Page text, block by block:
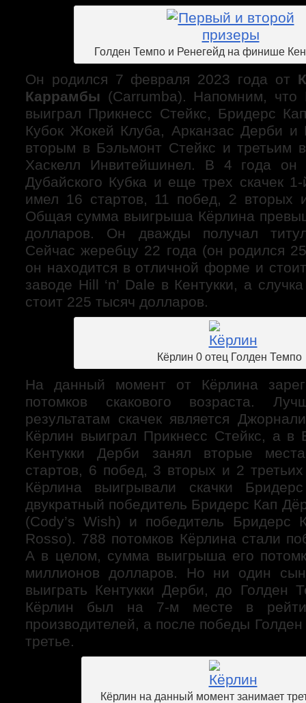
Голден Темпо и Ренегейд на финише
Он родился 7 февраля 2023 года от
Каррамбы (Carrumba). Напомним, что
выиграл Прикнесс Стейкс, Бридерс
Кубок Жокей Клуба, Арканзас Дерби и
вторым в Бэльмонт Стейкс и третьим
Хаскелл Инвитейшинел. В 4 года он
Дубайского Кубка и еще трех скачек
имел 16 стартов, 11 побед, 2 вторых
Общая сумма выигрыша Кёрлина
долларов. Он дважды получал
Сейчас жеребцу 22 года (он родился
он находится в отличной форме и
заводе Hill ‘n’ Dale в Кентукки, а
стоит 225 тысяч долларов.
Кёрлин 0 отец Голден Темпо
На данный момент от Кёрлина
потомков скакового возраста.
результатам скачек является
Кёрлин выиграл Прикнесс Стейкс, а в
Кентукки Дерби занял вторые
стартов, 6 побед, 3 вторых и 2
Кёрлина выигрывали скачки
двукратный победитель Бридерс Кап
(Cody’s Wish) и победитель Бридерс
Rosso). 788 потомков Кёрлина стали
А в целом, сумма выигрыша его
миллионов долларов. Но ни один
выиграть Кентукки Дерби, до Голден
Кёрлин был на 7-м месте в
производителей, а после победы
третье.
Кёрлин на данный момент занимает